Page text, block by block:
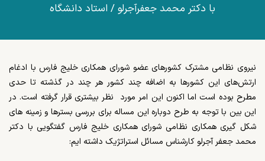
با دکتر محمد جعفرآجرلو / استاد دانشگاه
نیروی نظامی مشترک کشورهای عضو شورای همکاری خلیج فارس با ادغام
ارتش‌های این کشورها به اضافه چند کشور هر چند در گذشته تا حدی
مطرح بوده است اما اکنون این امر مورد نظر بیشتری قرار گرفته است. در
این بین با توجه به طرح دوباره این مساله برای بررسی بسترها و زمینه های
شکل گیری همکاری نظامی شورای همکاری خلیج فارس گفتگویی با دکتر
محمد جعفر آجرلو کارشناس مسائل استراتژیک داشته ایم: